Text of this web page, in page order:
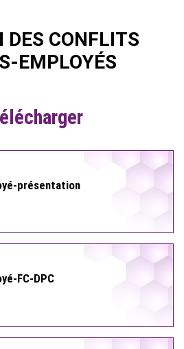
DES CONFLITS
EMPLOYÉS
présentation
FC-DPC